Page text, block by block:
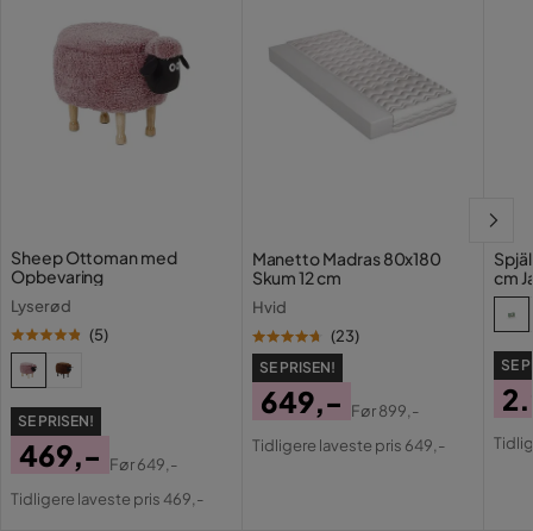
Gummitræ:
Sheep Ottoman med
Opbevaring
Lyserød
(5)
SE PRISEN!
Pris
469,-
Original
Før649,-
Tidligere laveste pris 469,-
Manetto Madras 80x180
Skum 12 cm
Hvid
(23)
SE PRISEN!
Pris
649,-
Original
Før899,-
Tidligere laveste pris 649,-
cm
SE